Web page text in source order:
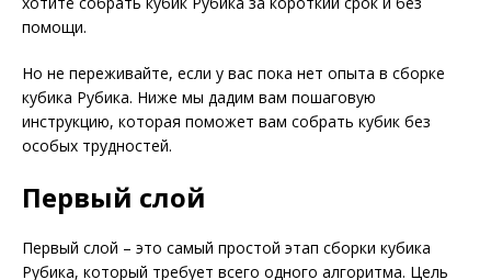
помощи.
Но не переживайте, если у вас пока нет опыта в сборке
кубика Рубика. Ниже мы дадим вам пошаговую
инструкцию, которая поможет вам собрать кубик без
особых трудностей.
Первый слой
Первый слой – это самый простой этап сборки кубика
Рубика, который требует всего одного алгоритма. Цель